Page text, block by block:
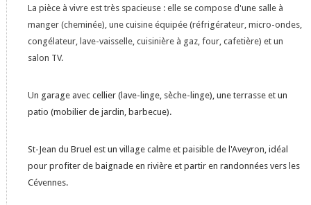
La pièce à vivre est très spacieuse : elle se compose d'une salle à
manger (cheminée), une cuisine équipée (réfrigérateur, micro-ondes,
congélateur, lave-vaisselle, cuisinière à gaz, four, cafetière) et un
salon TV.
Un garage avec cellier (lave-linge, sèche-linge), une terrasse et un
patio (mobilier de jardin, barbecue).
St-Jean du Bruel est un village calme et paisible de l'Aveyron, idéal
pour profiter de baignade en rivière et partir en randonnées vers les
Cévennes.